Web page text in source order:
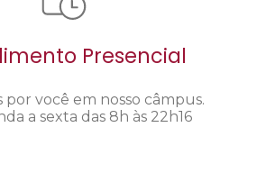
Presencial
por você em nosso câmpus.
a sexta das 8h às 22h16